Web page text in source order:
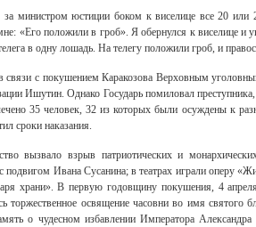
за министром юстиции боком к виселице все 20
«Его положили в гроб». Я обернулся к виселице и
в одну лошадь. На телегу положили гроб, и
связи с покушением Каракозова Верховным
Ишутин. Однако Государь помиловал
35 человек, 32 из которых были осуждены к
сроки наказания.
вызвало взрыв патриотических и
подвигом Ивана Сусанина; в театрах играли оперу
храни». В первую годовщину покушения, 4
торжественное освящение часовни во имя святого
о чудесном избавлении Императора